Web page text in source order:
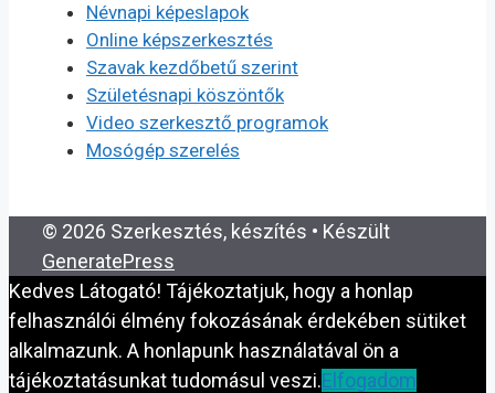
Névnapi képeslapok
Online képszerkesztés
Szavak kezdőbetű szerint
Születésnapi köszöntők
Video szerkesztő programok
Mosógép szerelés
© 2026 Szerkesztés, készítés • Készült
GeneratePress
Kedves Látogató! Tájékoztatjuk, hogy a honlap
felhasználói élmény fokozásának érdekében sütiket
alkalmazunk. A honlapunk használatával ön a
tájékoztatásunkat tudomásul veszi.Elfogadom